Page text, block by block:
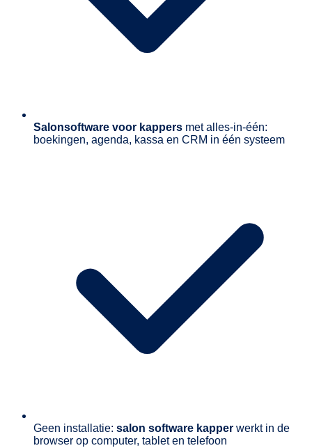
Salonsoftware voor kappers met alles-in-één:
boekingen, agenda, kassa en CRM in één systeem
Geen installatie: salon software kapper werkt in de
browser op computer, tablet en telefoon